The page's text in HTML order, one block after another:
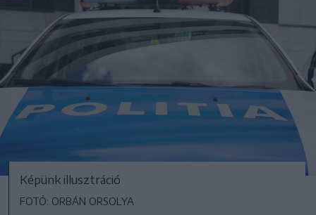
Képünk illusztráció
FOTÓ: ORBÁN ORSOLYA